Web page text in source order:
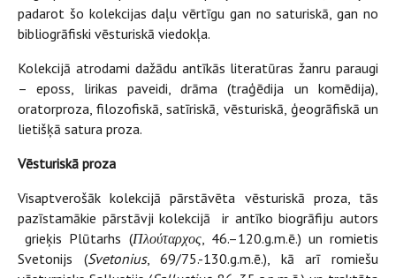
padarot šo kolekcijas daļu vērtīgu gan no saturiskā, gan no
bibliogrāfiski vēsturiskā viedokļa.
Kolekcijā atrodami dažādu antīkās literatūras žanru paraugi
– eposs, lirikas paveidi, drāma (traģēdija un komēdija),
oratorproza, filozofiskā, satīriskā, vēsturiskā, ģeogrāfiskā un
lietišķā satura proza.
Vēsturiskā proza
Visaptverošāk kolekcijā pārstāvēta vēsturiskā proza, tās
pazīstamākie pārstāvji kolekcijā ir antīko biogrāfiju autors
grieķis Plūtarhs (Πλούταρχος, 46.–120.g.m.ē.) un romietis
Svetonijs (Svetonius, 69/75.-130.g.m.ē.), kā arī romiešu